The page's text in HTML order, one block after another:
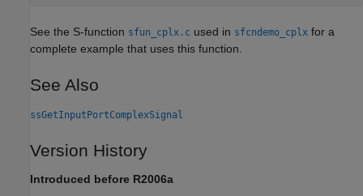
See the S-function sfun_cplx.c used in sfcndemo_cplx for a
complete example that uses this function.
See Also
ssGetInputPortComplexSignal
Version History
Introduced before R2006a